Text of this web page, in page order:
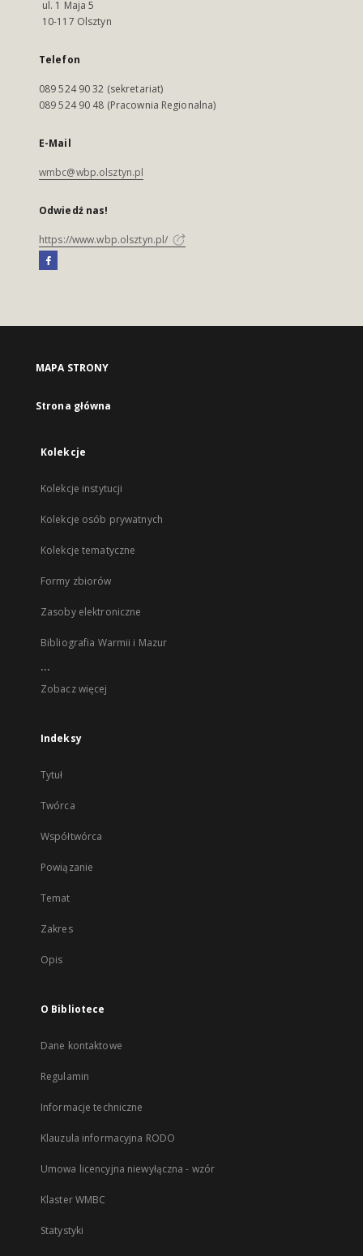
ul. 1 Maja 5
10-117 Olsztyn
Telefon
089 524 90 32 (sekretariat)
089 524 90 48 (Pracownia Regionalna)
E-Mail
wmbc@wbp.olsztyn.pl
Odwiedź nas!
https://www.wbp.olsztyn.pl/
MAPA STRONY
Strona główna
Kolekcje
Kolekcje instytucji
Kolekcje osób prywatnych
Kolekcje tematyczne
Formy zbiorów
Zasoby elektroniczne
Bibliografia Warmii i Mazur
...
Zobacz więcej
Indeksy
Tytuł
Twórca
Współtwórca
Powiązanie
Temat
Zakres
Opis
O Bibliotece
Dane kontaktowe
Regulamin
Informacje techniczne
Klauzula informacyjna RODO
Umowa licencyjna niewyłączna - wzór
Klaster WMBC
Statystyki